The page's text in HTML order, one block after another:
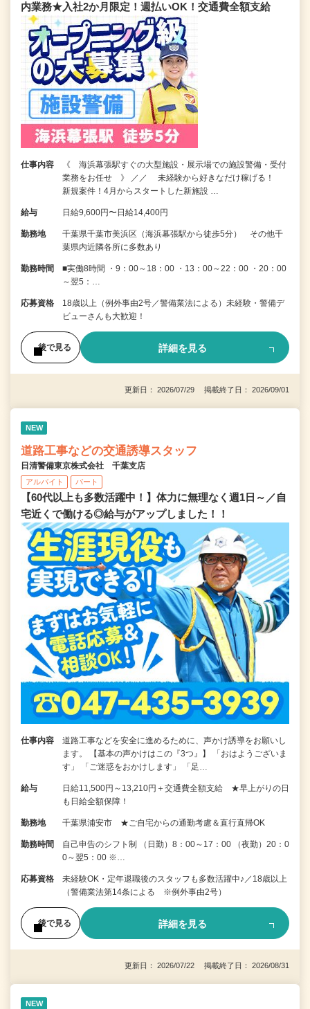
内業務★入社2か月限定！週払いOK！交通費全額支給
仕事内容
《 海浜幕張駅すぐの大型施設・展示場での施設警備・受付
業務をお任せ 》 ／／ 未経験から好きなだけ稼げる！
新規案件！4月からスタートした新施設 …
給与 日給9,600円〜日給14,400円
勤務地
千葉県千葉市美浜区（海浜幕張駅から徒歩5分） その他千
葉県内近隣各所に多数あり
勤務時間
■実働8時間 ・9：00～18：00 ・13：00～22：00 ・20：00
～翌5：…
応募資格
18歳以上（例外事由2号／警備業法による）未経験・警備デ
ビューさんも大歓迎！
後で見る 詳細を見る
更新日： 2026/07/29 掲載終了日： 2026/09/01
NEW
道路工事などの交通誘導スタッフ
日清警備東京株式会社 千葉支店
アルバイト パート
【60代以上も多数活躍中！】体力に無理なく週1日～／自
宅近くで働ける◎給与がアップしました！！
仕事内容
道路工事などを安全に進めるために、声かけ誘導をお願いし
ます。 【基本の声かけはこの『3つ』】 「おはようございま
す」 「ご迷惑をおかけします」 「足…
給与
日給11,500円～13,210円＋交通費全額支給 ★早上がりの日
も日給全額保障！
勤務地 千葉県浦安市 ★ご自宅からの通勤考慮＆直行直帰OK
勤務時間
自己申告のシフト制 （日勤）8：00～17：00 （夜勤）20：0
0～翌5：00 ※…
応募資格
未経験OK・定年退職後のスタッフも多数活躍中♪／18歳以上
（警備業法第14条による ※例外事由2号）
後で見る 詳細を見る
更新日： 2026/07/22 掲載終了日： 2026/08/31
NEW